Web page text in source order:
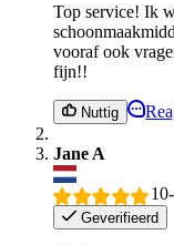
Top service! Ik
vooraf ook
fijn!!
Nuttig
Jane A
Geverifieerd